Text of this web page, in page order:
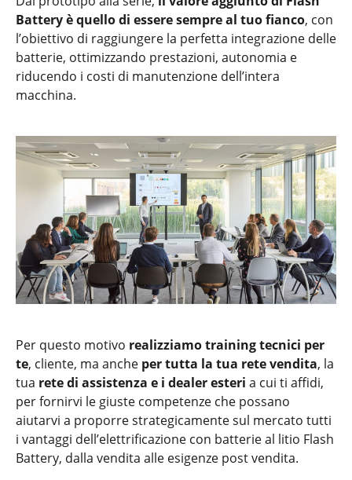
Battery è quello di essere sempre al tuo fianco, con
l’obiettivo di raggiungere la perfetta integrazione delle
batterie, ottimizzando prestazioni, autonomia e
riducendo i costi di manutenzione dell’intera
macchina.
Per questo motivo realizziamo training tecnici per
te, cliente, ma anche per tutta la tua rete vendita, la
tua rete di assistenza e i dealer esteri a cui ti affidi,
per fornirvi le giuste competenze che possano
aiutarvi a proporre strategicamente sul mercato tutti
i vantaggi dell’elettrificazione con batterie al litio Flash
Battery, dalla vendita alle esigenze post vendita.